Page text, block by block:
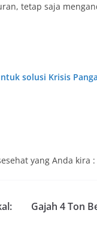
tetap saja
solusi Krisis
yang Anda kira :
Gajah 4 Ton